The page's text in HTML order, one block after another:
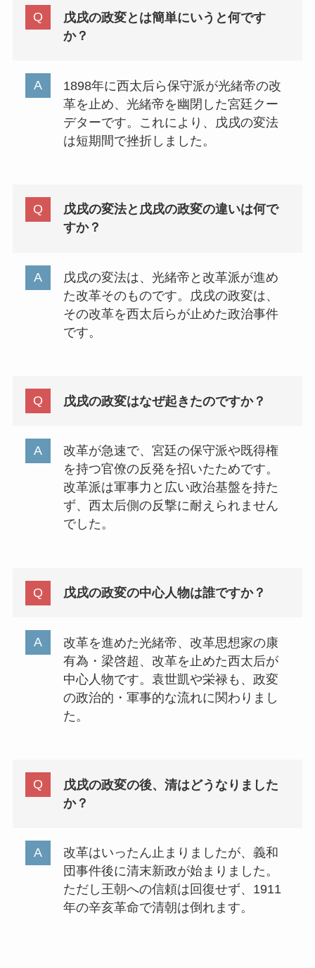
戊戌の政変とは簡単にいうと何です
か？
1898年に西太后ら保守派が光緒帝の改
革を止め、光緒帝を幽閉した宮廷クー
デターです。これにより、戊戌の変法
は短期間で挫折しました。
戊戌の変法と戊戌の政変の違いは何で
すか？
戊戌の変法は、光緒帝と改革派が進め
た改革そのものです。戊戌の政変は、
その改革を西太后らが止めた政治事件
です。
戊戌の政変はなぜ起きたのですか？
改革が急速で、宮廷の保守派や既得権
を持つ官僚の反発を招いたためです。
改革派は軍事力と広い政治基盤を持た
ず、西太后側の反撃に耐えられません
でした。
戊戌の政変の中心人物は誰ですか？
改革を進めた光緒帝、改革思想家の康
有為・梁啓超、改革を止めた西太后が
中心人物です。袁世凱や栄禄も、政変
の政治的・軍事的な流れに関わりまし
た。
戊戌の政変の後、清はどうなりました
か？
改革はいったん止まりましたが、義和
団事件後に清末新政が始まりました。
ただし王朝への信頼は回復せず、1911
年の辛亥革命で清朝は倒れます。